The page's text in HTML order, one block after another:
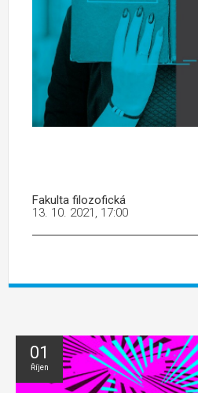
Fakulta filozofická
13. 10. 2021, 17:00
01
Říjen